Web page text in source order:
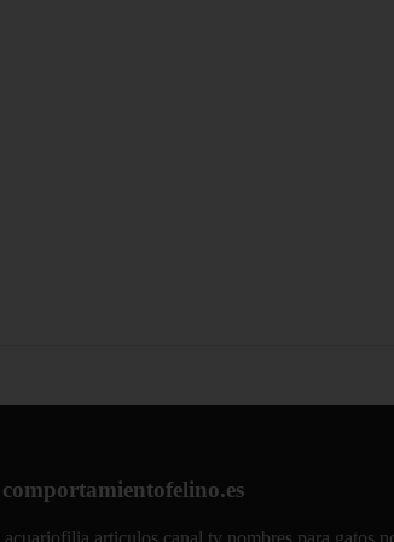
comportamientofelino.es
acuariofilia articulos canal tv nombres para gatos